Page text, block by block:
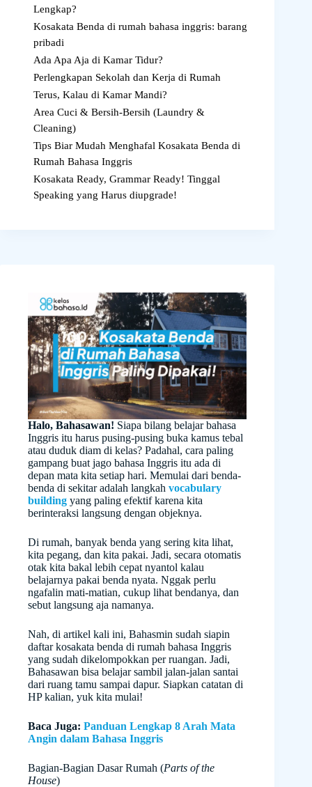
Halo, Bahasawan! Siapa bilang belajar bahasa
Inggris itu harus pusing-pusing buka kamus tebal
atau duduk diam di kelas? Padahal, cara paling
gampang buat jago bahasa Inggris itu ada di
depan mata kita setiap hari. Memulai dari benda-
benda di sekitar adalah langkah vocabulary
building yang paling efektif karena kita
berinteraksi langsung dengan objeknya.
Di rumah, banyak benda yang sering kita lihat,
kita pegang, dan kita pakai. Jadi, secara otomatis
otak kita bakal lebih cepat nyantol kalau
belajarnya pakai benda nyata. Nggak perlu
ngafalin mati-matian, cukup lihat bendanya, dan
sebut langsung aja namanya.
Nah, di artikel kali ini, Bahasmin sudah siapin
daftar kosakata benda di rumah bahasa Inggris
yang sudah dikelompokkan per ruangan. Jadi,
Bahasawan bisa belajar sambil jalan-jalan santai
dari ruang tamu sampai dapur. Siapkan catatan di
HP kalian, yuk kita mulai!
Baca Juga: Panduan Lengkap 8 Arah Mata
Angin dalam Bahasa Inggris
Bagian-Bagian Dasar Rumah (Parts of the
House)
Lengkap?
Kosakata Benda di rumah bahasa inggris: barang
pribadi
Ada Apa Aja di Kamar Tidur?
Perlengkapan Sekolah dan Kerja di Rumah
Terus, Kalau di Kamar Mandi?
Area Cuci & Bersih-Bersih (Laundry &
Cleaning)
Tips Biar Mudah Menghafal Kosakata Benda di
Rumah Bahasa Inggris
Kosakata Ready, Grammar Ready! Tinggal
Speaking yang Harus diupgrade!